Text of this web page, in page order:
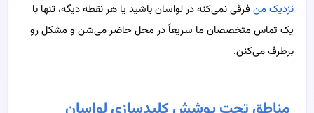
نزدیک من فرقی نمی‌کنه در لواسان باشید یا هر نقطه دیگه، تنها با
یک تماس متخصصان ما سریعاً در محل حاضر می‌شن و مشکل رو
برطرف می‌کنن.